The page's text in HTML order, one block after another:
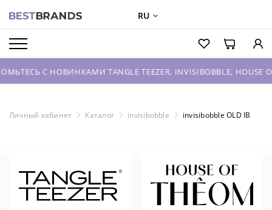
RU
НОВИНКАМИ TANGLE TEEZER, INVISIBOBBLE, HOUSE OF
Личный кабинет Каталог invisibobble invisibobble OLD IB
О БРЕНДАХ
КАТАЛОГ
О КОМПАНИИ
ОПТОВЫЕ ПРОДАЖИ
КОНТАКТЫ